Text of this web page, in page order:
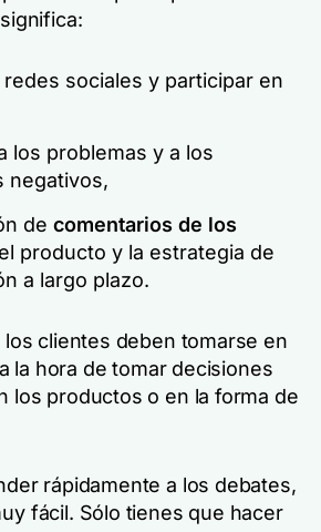
sociales y participar en
los problemas y a los
negativos,
de comentarios de los
producto y la estrategia de
a largo plazo.
clientes deben tomarse en
la hora de tomar decisiones
los productos o en la forma de
rápidamente a los debates,
fácil. Sólo tienes que hacer